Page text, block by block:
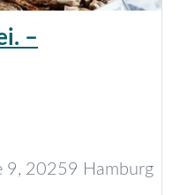
–
9, 20259 Hamburg